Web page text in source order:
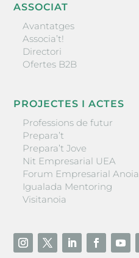
ASSOCIAT
Avantatges
Associa’t!
Directori
Ofertes B2B
PROJECTES I ACTES
Professions de futur
Prepara’t
Prepara’t Jove
Nit Empresarial UEA
Forum Empresarial Anoia
Igualada Mentoring
Visitanoia